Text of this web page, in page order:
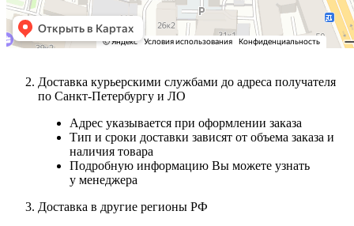
Доставка курьерскими службами до адреса получателя
по Санкт-Петербургу и ЛО
Адрес указывается при оформлении заказа
Тип и сроки доставки зависят от объема заказа и
наличия товара
Подробную информацию Вы можете узнать
у менеджера
Доставка в другие регионы РФ